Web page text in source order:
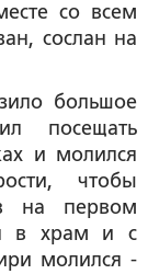
со всем
сослан на
большое
посещать
и молился
чтобы
на первом
в храм и с
молился -